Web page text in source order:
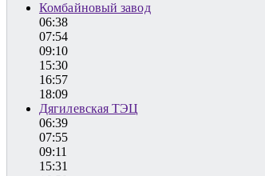
Комбайновый завод
06:38
07:54
09:10
15:30
16:57
18:09
Дягилевская ТЭЦ
06:39
07:55
09:11
15:31